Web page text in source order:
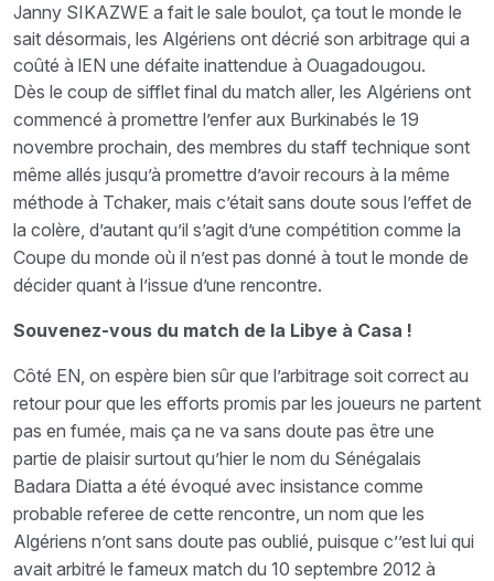
Janny SIKAZWE a fait le sale boulot, ça tout le monde le
sait désormais, les Algériens ont décrié son arbitrage qui a
coûté à lEN une défaite inattendue à Ouagadougou.
Dès le coup de sifflet final du match aller, les Algériens ont
commencé à promettre l’enfer aux Burkinabés le 19
novembre prochain, des membres du staff technique sont
même allés jusqu’à promettre d’avoir recours à la même
méthode à Tchaker, mais c’était sans doute sous l’effet de
la colère, d’autant qu’il s’agit d’une compétition comme la
Coupe du monde où il n’est pas donné à tout le monde de
décider quant à l’issue d’une rencontre.
Souvenez-vous du match de la Libye à Casa !
Côté EN, on espère bien sûr que l’arbitrage soit correct au
retour pour que les efforts promis par les joueurs ne partent
pas en fumée, mais ça ne va sans doute pas être une
partie de plaisir surtout qu’hier le nom du Sénégalais
Badara Diatta a été évoqué avec insistance comme
probable referee de cette rencontre, un nom que les
Algériens n’ont sans doute pas oublié, puisque c’’est lui qui
avait arbitré le fameux match du 10 septembre 2012 à